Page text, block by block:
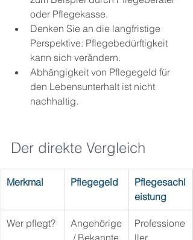
oder Pflegekasse.
Denken Sie an die langfristige
Perspektive: Pflegebedürftigkeit
kann sich verändern.
Abhängigkeit von Pflegegeld für
den Lebensunterhalt ist nicht
nachhaltig.
Der direkte Vergleich
Merkmal Pflegegeld
Pflegesachl
eistung
Wer pflegt?
Angehörige
Professione